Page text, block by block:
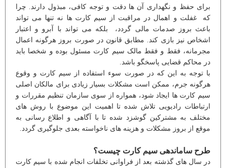
برای حفظ و نگهداری آن ها دقت و توجه کافی، مبذول دارند. چرا
که غفلت و اهمال در مراقبت از سیم کارت ها نه تنها می تواند
باعث بروز صدمات مالی گردد، بلکه می تواند با آبرو و اعتبار
اشخاص نیز بازی کند. مطابق قانون در صورت بروز هرگونه اعمال
مجرمانه، فقط و فقط مالک سیم کارت مسئول بوده و شخصا باید
در محاکم قضایی پاسخگو باشد.
با توجه به این که در صورت سوء استفاده از سیم کارت و وقوع
هرگونه جرم، ممکن است مشکلات بسیار زیادی برای مالکان اصلی
سیم کارت ها ایجاد شود، همواره از سوی سازمان تنظیم مقررات و
ارتباطات رادیویی تلاش شده تا اهمیت این موضوع با روش های
مختلف به مشترکین گوشزد شده تا با آگاهی و اطلاع رسانی به
موقع از بروز مشکلات و هزینه های ناخواسته بعدی جلوگیری گردد.
طرح ساماندهی سیم کارت چیست؟
در سال های گذشته بعد از فراوانی تخلفات انجام شده با سیم کارت